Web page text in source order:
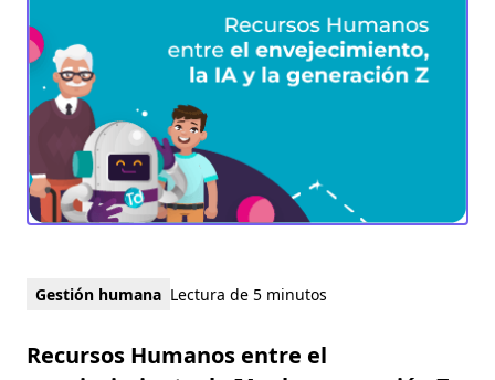
Gestión humana Lectura de 5 minutos
Recursos Humanos entre el